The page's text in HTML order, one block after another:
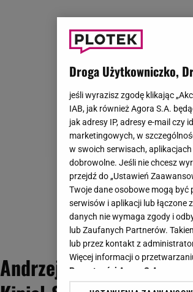
Andrzej Grabowski nie
Droga Użytkowniczko,
jeśli wyrazisz zgodę klikając
IAB, jak również Agora S.A.
jak adresy IP, adresy e-mail
marketingowych, w
w swoich serwisach,
dobrowolne. Jeśli nie chcesz
przejdź do „Ustawień
Twoje dane osobowe mogą
serwisów i aplikacji lub łączone
danych nie wymaga zgody i
lub Zaufanych Partnerów.
lub przez kontakt z
Więcej informacji o
Prywatności Agora S.A.